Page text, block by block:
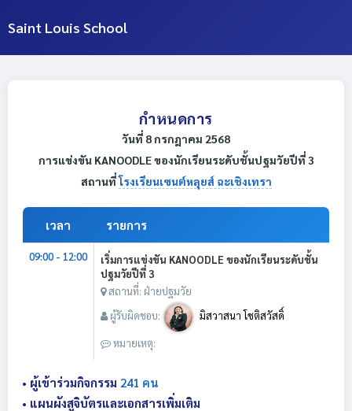
Saint Louis School
กำหนดการ
วันที่ 8 กรกฎาคม 2568
การแข่งขัน KANOODLE ของนักเรียนระดับชั้นปฐมวัยปีที่ 3
สถานที่โรงเรียนเซนต์หลุยส์ ฉะเชิงเทรา
เวลา รายการ
09:00 - 12:00
เริ่มการแข่งขัน KANOODLE ของนักเรียนระดับชั้น
ปฐมวัยปีที่ 3
สถานที่: ฝ่ายปฐมวัย
ผู้รับผิดชอบ:
มิสวาสนา โชติสวัสดิ์
หมายเหตุ:
• ผู้เข้าร่วมกิจกรรม 241 คน
• แผนผังสูจิบัตรและเอกสารเพิ่มเติม